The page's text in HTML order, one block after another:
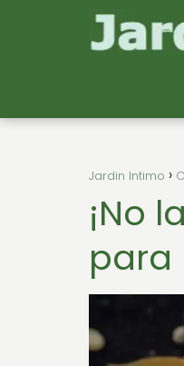
Jardin Intimo
¡No
para